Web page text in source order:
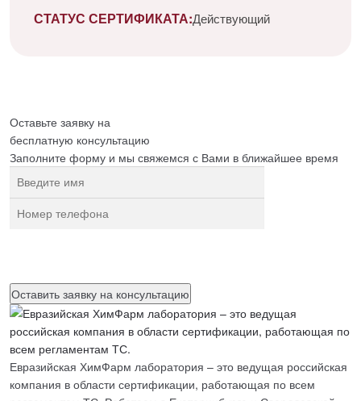
СТАТУС СЕРТИФИКАТА:Действующий
Оставьте заявку на
бесплатную консультацию
Заполните форму и мы свяжемся с Вами в ближайшее время
Евразийская ХимФарм лаборатория – это ведущая российская
компания в области сертификации, работающая по всем